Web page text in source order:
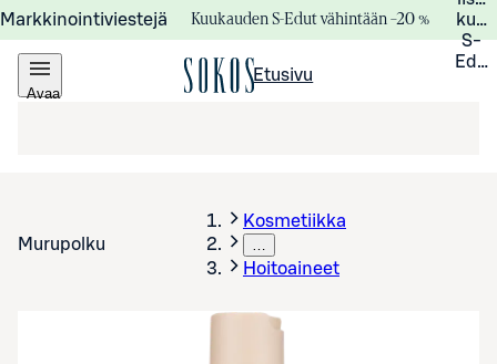
Markkinointiviestejä Kuukauden S-Edut vähintään –20 %
S-
Avaa
Etusivu
Murupolku
Kosmetiikka
…
Hoitoaineet